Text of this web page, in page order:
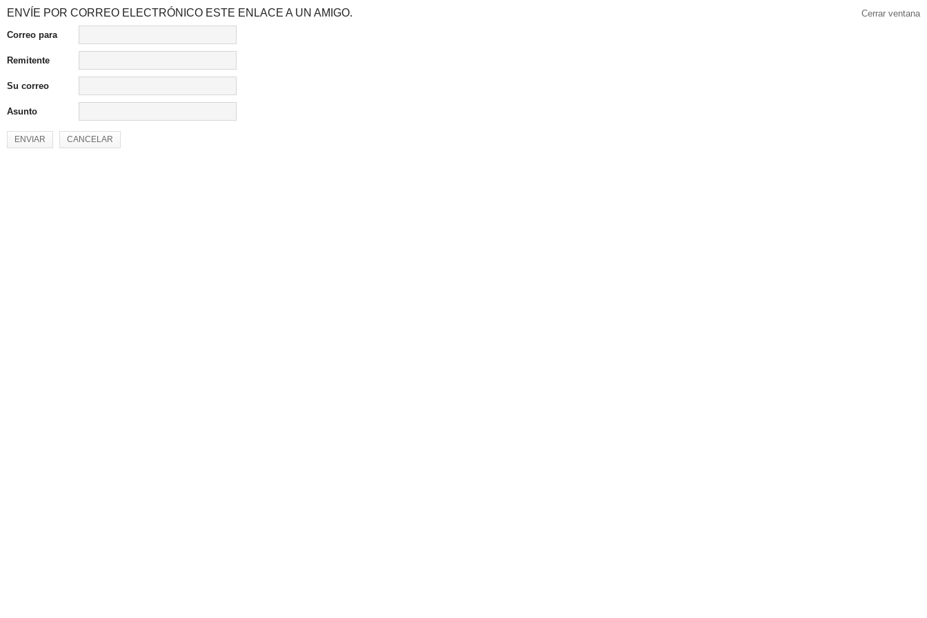
ENVÍE POR CORREO ELECTRÓNICO ESTE ENLACE A UN AMIGO. Cerrar ventana
Correo para
Remitente
Su correo
Asunto
ENVIAR CANCELAR